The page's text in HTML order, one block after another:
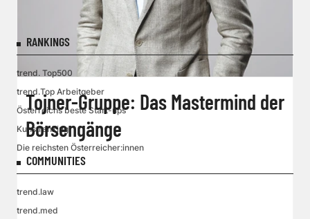
Tojner-Gruppe: Das Mastermind der
Börsengänge
RANKINGS
trend. Top500
trend.Top Arbeitgeber
Österreichs beste Start-ups
Kunstranking
Die reichsten Österreicher:innen
COMMUNITIES
trend.law
trend.med